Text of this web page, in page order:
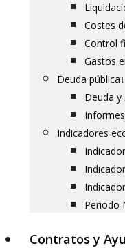
Costes
Control
Gastos
Deuda pública↓
Deuda y
Indicadores
Periodo
Contratos y